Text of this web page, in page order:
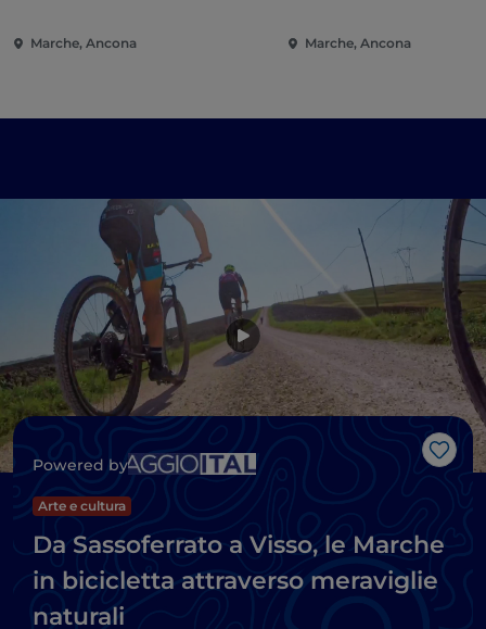
Marche, Ancona Marche, Ancona
Like
Powered by
Arte e cultura
Da Sassoferrato a Visso, le Marche
in bicicletta attraverso meraviglie
naturali